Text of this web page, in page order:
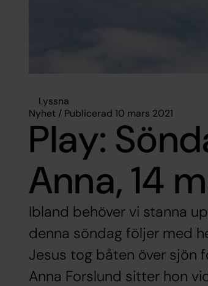
Lyssna
Nyhet / Publicerad 10 mars 2021
Play:
Anna, 14
Ibland behöver vi stanna
denna söndag följer med
Jesus tog båten över sjön
Anna Forslund sitter hon